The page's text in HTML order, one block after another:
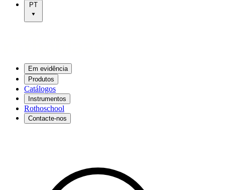
PT
Em evidência
Produtos
Catálogos
Instrumentos
Rothoschool
Contacte-nos